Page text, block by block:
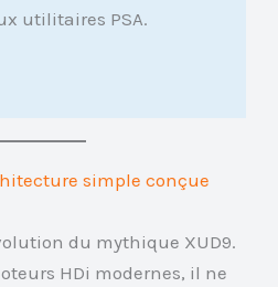
utilitaires PSA.
simple conçue
du mythique XUD9.
HDi modernes, il ne